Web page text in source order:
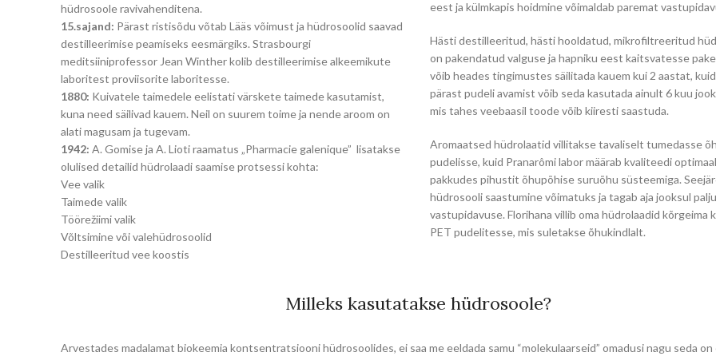
hüdrosoole ravivahenditena.
15.sajand: Pärast ristisõdu võtab Lääs võimust ja hüdrosoolid saavad
destilleerimise peamiseks eesmärgiks. Strasbourgi
meditsiiniprofessor Jean Winther kolib destilleerimise alkeemikute
laboritest proviisorite laboritesse.
1880: Kuivatele taimedele eelistati värskete taimede kasutamist,
kuna need säilivad kauem. Neil on suurem toime ja nende aroom on
alati magusam ja tugevam.
1942: A. Gomise ja A. Lioti raamatus „Pharmacie galenique” lisatakse
olulised detailid hüdrolaadi saamise protsessi kohta:
Vee valik
Taimede valik
Töörežiimi valik
Võltsimine või valehüdrosoolid
Destilleeritud vee koostis
eest ja külmkapis hoidmine võimaldab paremat
Hästi destilleeritud, hästi hooldatud, mikrofiltreeritud
on pakendatud valguse ja hapniku eest kaitsvatesse
võib heades tingimustes säilitada kauem kui 2 aastat,
pärast pudeli avamist võib seda kasutada ainult 6 kuu
mis tahes veebaasil toode võib kiiresti saastuda.
Aromaatsed hüdrolaatid villitakse tavaliselt tumedasse
pudelisse, kuid Pranarômi labor määrab kvaliteedi
pakkudes pihustit õhupõhise suruõhu süsteemiga.
hüdrosooli saastumine võimatuks ja tagab aja jooksul
vastupidavuse. Florihana villib oma hüdrolaadid kõrgeima
PET pudelitesse, mis suletakse õhukindlalt.
Milleks kasutatakse hüdrosoole?
Arvestades madalamat biokeemia kontsentratsiooni hüdrosoolides, ei saa me eeldada samu “molekulaarseid” omadusi nagu seda